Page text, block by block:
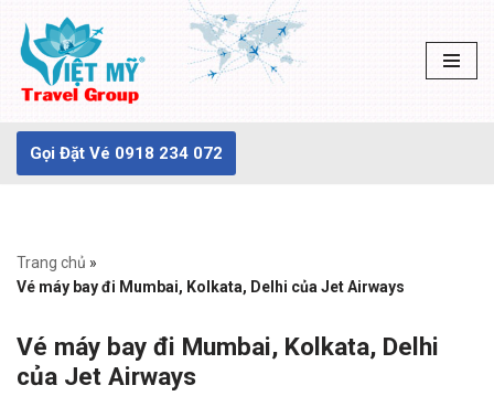
Chuyển
tới
dung
Gọi Đặt Vé 0918 234 072
Trang chủ »
Vé máy bay đi Mumbai, Kolkata, Delhi của Jet Airways
Vé máy bay đi Mumbai, Kolkata, Delhi
của Jet Airways